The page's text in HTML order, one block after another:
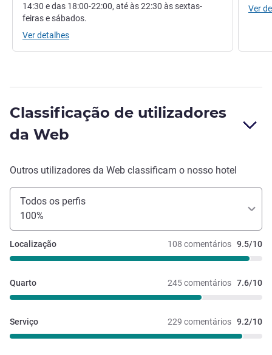
14:30 e das 18:00-22:00, até às 22:30 às sextas-
feiras e sábados.
Ver detalhes
Ver
Classificação de utilizadores
da Web
Outros utilizadores da Web classificam o nosso hotel
Todos os perfis
100%
108 comentários 9.5/10
Localização
245 comentários 7.6/10
Quarto
229 comentários 9.2/10
Serviço